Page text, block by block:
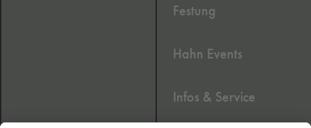
Festung
Hahn Events
Infos & Service